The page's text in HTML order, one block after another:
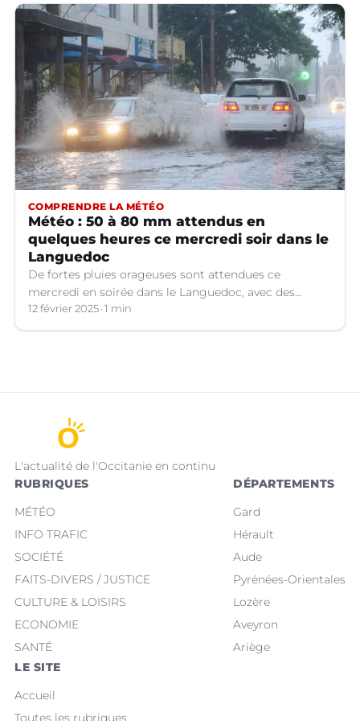
COMPRENDRE LA MÉTÉO
Météo : 50 à 80 mm attendus en
quelques heures ce mercredi soir dans le
Languedoc
De fortes pluies orageuses sont attendues ce
mercredi en soirée dans le Languedoc, avec des
cumuls importants. Les prévisions météo.
12 février 2025 1 min
L'actualité de l'Occitanie en continu
RUBRIQUES
MÉTÉO
INFO TRAFIC
SOCIÉTÉ
FAITS-DIVERS / JUSTICE
CULTURE & LOISIRS
ECONOMIE
SANTÉ
DÉPARTEMENTS
Gard
Hérault
Aude
Pyrénées-Orientales
Lozère
Aveyron
Ariège
LE SITE
Accueil
Toutes les rubriques